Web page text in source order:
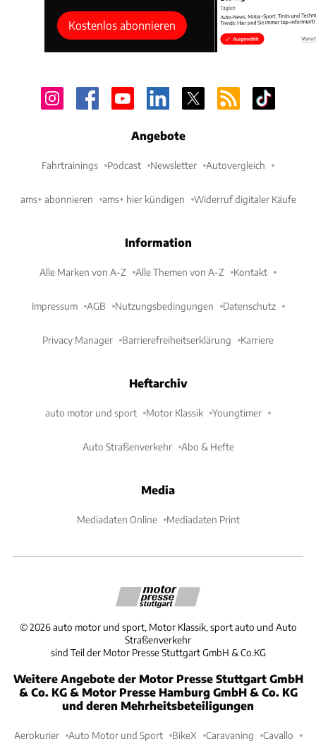
Kostenlos abonnieren
Angebote
Fahrtrainings Podcast Newsletter Autovergleich
ams+ abonnieren ams+ hier kündigen Widerruf digitaler Käufe
Information
Alle Marken von A-Z Alle Themen von A-Z Kontakt
Impressum AGB Nutzungsbedingungen Datenschutz
Privacy Manager Barrierefreiheitserklärung Karriere
Heftarchiv
auto motor und sport Motor Klassik Youngtimer
Auto Straßenverkehr Abo & Hefte
Media
Mediadaten Online Mediadaten Print
©2026 auto motor und sport, Motor Klassik, sport auto und Auto
Straßenverkehr
sind Teil der Motor Presse Stuttgart GmbH & Co.KG
Weitere Angebote der Motor Presse Stuttgart GmbH
& Co. KG & Motor Presse Hamburg GmbH & Co. KG
und deren Mehrheitsbeteiligungen
Aerokurier Auto Motor und Sport BikeX Caravaning Cavallo